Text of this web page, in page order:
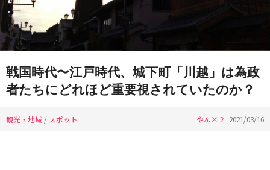
戦国時代〜江戸時代、城下町「川越」は為政
者たちにどれほど重要視されていたのか？
観光・地域 / スポット やん×２ 2021/03/16